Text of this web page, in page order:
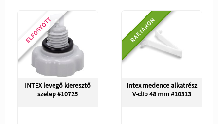
ELFOGYOTT
INTEX levegő kieresztő
szelep #10725
RAKTÁRON
Intex medence alkatrész
V-clip 48 mm #10313